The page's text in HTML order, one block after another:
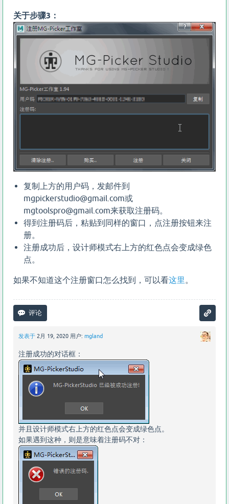
关于步骤3：
复制上方的用户码，发邮件到
mgpickerstudio@gmail.com或
mgtoolspro@gmail.com来获取注册码。
得到注册码后，粘贴到同样的窗口，点注册按钮来注
册。
注册成功后，设计师模式右上方的红色点会变成绿色
点。
如果不知道这个注册窗口怎么找到，可以看这里
发表于 2月 19, 2020 用户: mgland
注册成功的对话框：
并且设计师模式右上方的红色点会变成绿色点。
如果遇到这种，则是意味着注册码不对：